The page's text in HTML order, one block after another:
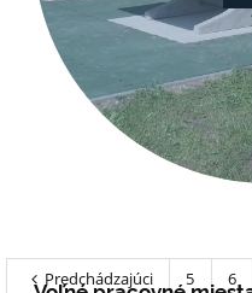
Predchádzajúci 5 6